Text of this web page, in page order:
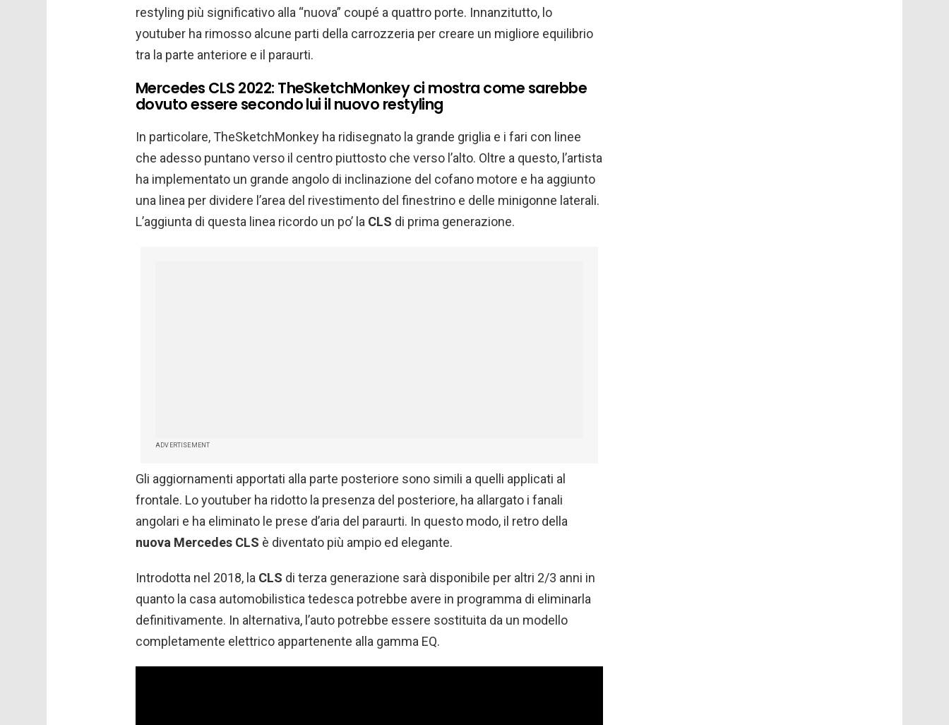
restyling più significativo alla “nuova” coupé a quattro porte. Innanzitutto, lo
youtuber ha rimosso alcune parti della carrozzeria per creare un migliore equilibrio
tra la parte anteriore e il paraurti.
Mercedes CLS 2022: TheSketchMonkey ci mostra come sarebbe
dovuto essere secondo lui il nuovo restyling
In particolare, TheSketchMonkey ha ridisegnato la grande griglia e i fari con linee
che adesso puntano verso il centro piuttosto che verso l’alto. Oltre a questo, l’artista
ha implementato un grande angolo di inclinazione del cofano motore e ha aggiunto
una linea per dividere l’area del rivestimento del finestrino e delle minigonne laterali.
L’aggiunta di questa linea ricordo un po’ la CLS di prima generazione.
ADVERTISEMENT
Gli aggiornamenti apportati alla parte posteriore sono simili a quelli applicati al
frontale. Lo youtuber ha ridotto la presenza del posteriore, ha allargato i fanali
angolari e ha eliminato le prese d’aria del paraurti. In questo modo, il retro della
nuova Mercedes CLS è diventato più ampio ed elegante.
Introdotta nel 2018, la CLS di terza generazione sarà disponibile per altri 2/3 anni in
quanto la casa automobilistica tedesca potrebbe avere in programma di eliminarla
definitivamente. In alternativa, l’auto potrebbe essere sostituita da un modello
completamente elettrico appartenente alla gamma EQ.